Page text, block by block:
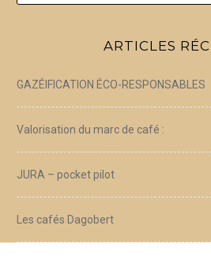
ARTICLES
GAZÉIFICATION ÉCO-RESPONSABLES
Valorisation du marc de café :
JURA – pocket pilot
Les cafés Dagobert